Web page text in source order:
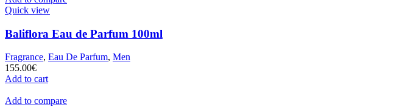
Quick view
Baliflora Eau de Parfum 100ml
Fragrance, Eau De Parfum, Men
155.00€
Add to cart
Add to compare